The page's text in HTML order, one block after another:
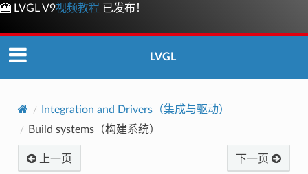
🎦 LVGL V9视频教程 已发布！
LVGL
Integration and Drivers（集成与驱动）
Build systems（构建系统）
上一页 下一页